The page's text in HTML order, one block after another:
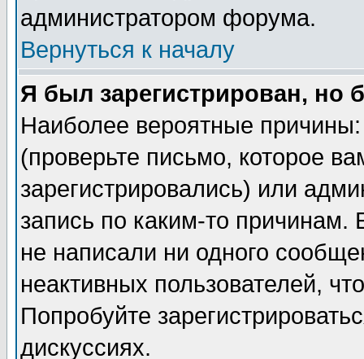
администратором форума.
Вернуться к началу
Я был зарегистрирован, но
Наиболее вероятные
(проверьте письмо, которое
зарегистрировались) или
запись по каким-то
не написали ни одного
неактивных пользователей,
Попробуйте
дискуссиях.